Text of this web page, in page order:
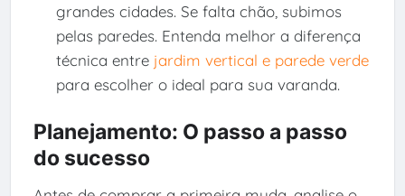
grandes cidades. Se falta chão, subimos
pelas paredes. Entenda melhor a diferença
técnica entre jardim vertical e parede verde
para escolher o ideal para sua varanda.
Planejamento: O passo a passo
do sucesso